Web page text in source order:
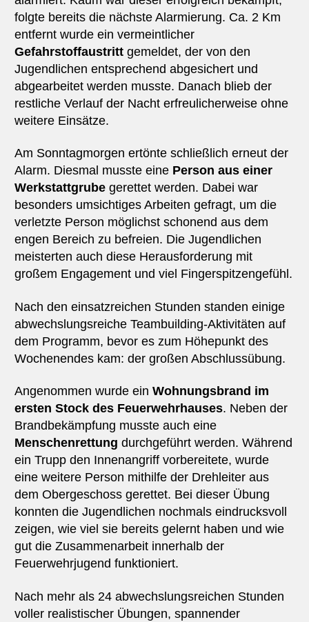
folgte bereits die nächste Alarmierung. Ca. 2 Km
entfernt wurde ein vermeintlicher
Gefahrstoffaustritt gemeldet, der von den
Jugendlichen entsprechend abgesichert und
abgearbeitet werden musste. Danach blieb der
restliche Verlauf der Nacht erfreulicherweise ohne
weitere Einsätze.
Am Sonntagmorgen ertönte schließlich erneut der
Alarm. Diesmal musste eine Person aus einer
Werkstattgrubegerettet werden. Dabei war
besonders umsichtiges Arbeiten gefragt, um die
verletzte Person möglichst schonend aus dem
engen Bereich zu befreien. Die Jugendlichen
meisterten auch diese Herausforderung mit
großem Engagement und viel Fingerspitzengefühl.
Nach den einsatzreichen Stunden standen einige
abwechslungsreiche Teambuilding-Aktivitäten auf
dem Programm, bevor es zum Höhepunkt des
Wochenendes kam: der großen Abschlussübung.
Angenommen wurde ein Wohnungsbrand im
ersten Stock des Feuerwehrhauses. Neben der
Brandbekämpfung musste auch eine
Menschenrettung durchgeführt werden. Während
ein Trupp den Innenangriff vorbereitete, wurde
eine weitere Person mithilfe der Drehleiter aus
dem Obergeschoss gerettet. Bei dieser Übung
konnten die Jugendlichen nochmals eindrucksvoll
zeigen, wie viel sie bereits gelernt haben und wie
gut die Zusammenarbeit innerhalb der
Feuerwehrjugend funktioniert.
Nach mehr als 24 abwechslungsreichen Stunden
voller realistischer Übungen, spannender